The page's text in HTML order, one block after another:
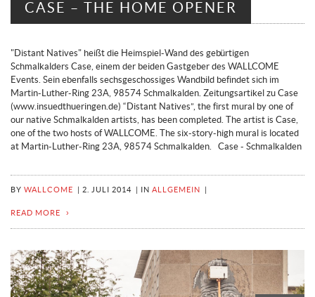
CASE – THE HOME OPENER
"Distant Natives" heißt die Heimspiel-Wand des gebürtigen
Schmalkalders Case, einem der beiden Gastgeber des WALLCOME
Events. Sein ebenfalls sechsgeschossiges Wandbild befindet sich im
Martin-Luther-Ring 23A, 98574 Schmalkalden. Zeitungsartikel zu Case
(www.insuedthueringen.de) “Distant Natives”, the first mural by one of
our native Schmalkalden artists, has been completed. The artist is Case,
one of the two hosts of WALLCOME. The six-story-high mural is located
at Martin-Luther-Ring 23A, 98574 Schmalkalden. Case - Schmalkalden
BY WALLCOME 2. JULI 2014 IN ALLGEMEIN
READ MORE